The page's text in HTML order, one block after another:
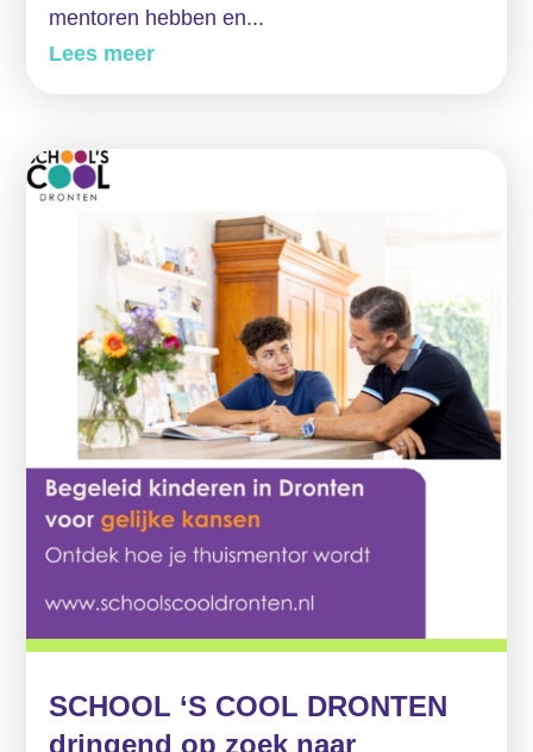
mentoren hebben en...
Lees meer
SCHOOL ‘S COOL DRONTEN
dringend op zoek naar